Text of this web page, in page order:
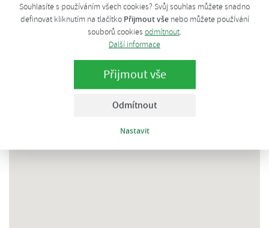
Souhlasíte s používáním všech cookies? Svůj souhlas můžete snadno
definovat kliknutím na tlačítko Přijmout všenebo můžete používání
souborů cookies odmítnout.
Další informace
Přijmout vše
Odmítnout
Nastavit